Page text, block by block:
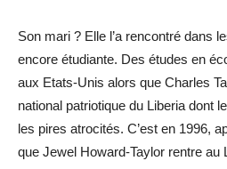
Son mari ? Elle l’a rencontré dans
encore étudiante. Des études en
aux Etats-Unis alors que Charles
national patriotique du Liberia dont
les pires atrocités. C’est en 1996,
que Jewel Howard-Taylor rentre au